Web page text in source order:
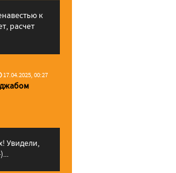
к
расчет
17.04.2025, 00:27
Увидели,